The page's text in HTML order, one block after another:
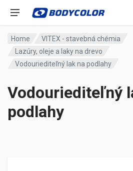
Home
VITEX - stavebná chémia
Lazúry, oleje a laky na drevo
Vodouriediteľný lak na podlahy
Vodouriediteľný
podlahy